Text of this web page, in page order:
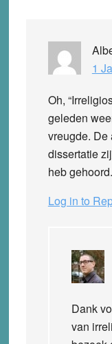
1
Oh,
geleden
vreugde. De
dissertatie
heb
Log in to
Dank
van